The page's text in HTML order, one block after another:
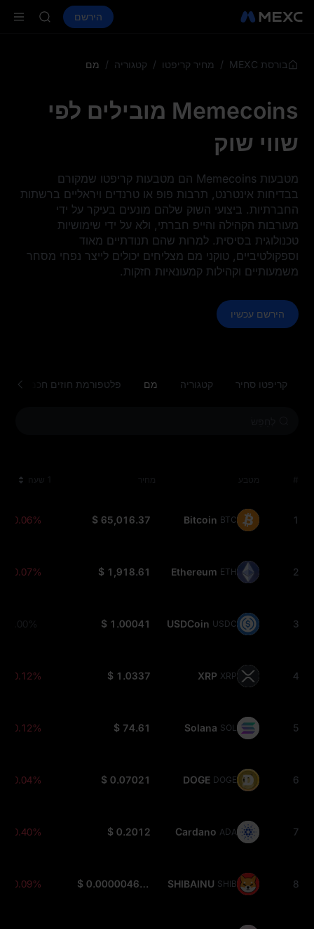
ספוט חוזים עתידיים SPCX הירשם
SKYAI
בורסת MEXC / מחיר קריפטו / קטגוריה / מם
Memecoins מובילים לפי
שווי שוק
מטבעות Memecoins הם מטבעות קריפטו שמקורם
בבדיחות אינטרנט, תרבות פופ או טרנדים ויראליים ברשתות
החברתיות. ביצועי השוק שלהם מונעים בעיקר על ידי
מעורבות הקהילה והייפ חברתי, ולא על ידי שימושיות
טכנולוגית בסיסית. למרות שהם תנודתיים מאוד
וספקולטיביים, טוקני מם מצליחים יכולים לייצר נפחי מסחר
משמעותיים וקהילות קמעונאיות חזקות.
הירשם עכשיו
קריפטו סחיר קטגוריה מם פלטפורמת חוזים חכמים
# מטבע מחיר 1 שעה
1
Bitcoin BTC
$ 65,016.37
-0.06%
2
Ethereum ETH
$ 1,918.61
-0.07%
3
USDCoin USDC
$ 1.00041
0.00%
4
XRP XRP
$ 1.0337
-0.12%
5
Solana SOL
$ 74.61
-0.12%
6
DOGE DOGE
$ 0.07021
-0.04%
7
Cardano ADA
$ 0.2012
-0.40%
8
SHIBAINU SHIB
$ 0.000004665
-0.09%